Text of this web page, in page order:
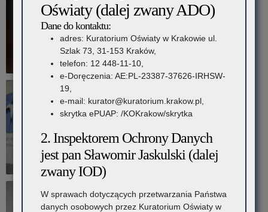
Oświaty (dalej zwany ADO)
Dane do kontaktu:
adres: Kuratorium Oświaty w Krakowie ul.
Szlak 73, 31-153 Kraków,
telefon: 12 448-11-10,
e-Doręczenia: AE:PL-23387-37626-IRHSW-
19,
e-mail: kurator@kuratorium.krakow.pl,
skrytka ePUAP: /KOKrakow/skrytka
2. Inspektorem Ochrony Danych
jest pan Sławomir Jaskulski (dalej
zwany IOD)
W sprawach dotyczących przetwarzania Państwa
danych osobowych przez Kuratorium Oświaty w